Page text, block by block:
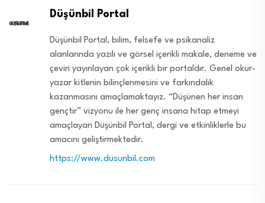
Düşünbil Portal
Düşünbil Portal, bilim, felsefe ve psikanaliz
alanlarında yazılı ve görsel içerikli makale, deneme ve
çeviri yayınlayan çok içerikli bir portaldır. Genel okur-
yazar kitlenin bilinçlenmesini ve farkındalık
kazanmasını amaçlamaktayız. “Düşünen her insan
gençtir” vizyonu ile her genç insana hitap etmeyi
amaçlayan Düşünbil Portal, dergi ve etkinliklerle bu
amacını geliştirmektedir.
https://www.dusunbil.com